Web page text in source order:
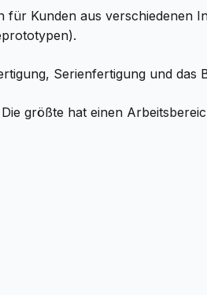
Kunden aus verschiedenen
Serienfertigung und das
größte hat einen